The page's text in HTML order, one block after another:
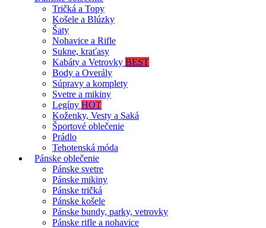
Tričká a Topy
Košele a Blúzky
Šaty
Nohavice a Rifle
Sukne, kraťasy
Kabáty a Vetrovky BEST
Body a Overály
Súpravy a komplety
Svetre a mikiny
Legíny HOT
Koženky, Vesty a Saká
Športové oblečenie
Prádlo
Tehotenská móda
Pánske oblečenie
Pánske svetre
Pánske mikiny
Pánske tričká
Pánske košele
Pánske bundy, parky, vetrovky
Pánske rifle a nohavice